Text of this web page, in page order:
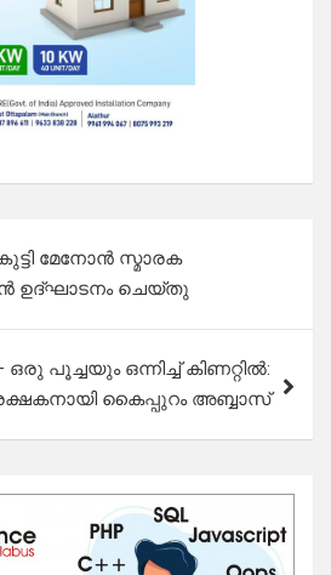
മേനോൻ സ്മാരക
ഉദ്ഘാടനം ചെയ്തു
പൂച്ചയും ഒന്നിച്ച് കിണറ്റിൽ:
കൈപ്പുറം അബ്ബാസ്